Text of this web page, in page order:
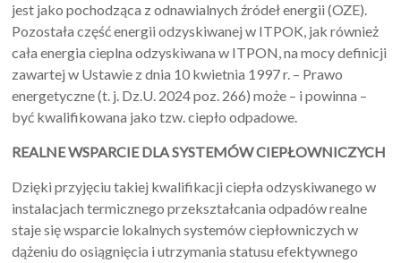
jest jako pochodząca z odnawialnych źródeł energii (OZE).
Pozostała część energii odzyskiwanej w ITPOK, jak również
cała energia cieplna odzyskiwana w ITPON, na mocy definicji
zawartej w Ustawie z dnia 10 kwietnia 1997 r. – Prawo
energetyczne (t. j. Dz.U. 2024 poz. 266) może – i powinna –
być kwalifikowana jako tzw. ciepło odpadowe.
REALNE WSPARCIE DLA SYSTEMÓW CIEPŁOWNICZYCH
Dzięki przyjęciu takiej kwalifikacji ciepła odzyskiwanego w
instalacjach termicznego przekształcania odpadów realne
staje się wsparcie lokalnych systemów ciepłowniczych w
dążeniu do osiągnięcia i utrzymania statusu efektywnego